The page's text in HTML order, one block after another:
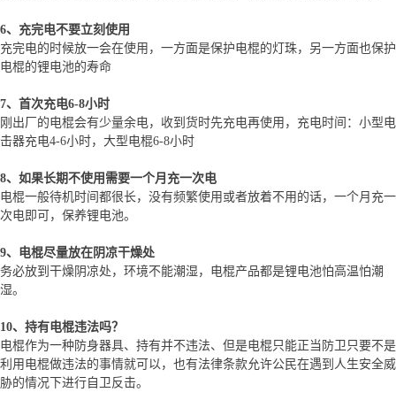
6、充完电不要立刻使用
充完电的时候放一会在使用，一方面是保护电棍的灯珠，另一方面也保护
电棍的锂电池的寿命
7、首次充电6-8小时
刚出厂的电棍会有少量余电，收到货时先充电再使用，充电时间：小型电
击器充电4-6小时，大型电棍6-8小时
8、如果长期不使用需要一个月充一次电
电棍一般待机时间都很长，没有频繁使用或者放着不用的话，一个月充一
次电即可，保养锂电池。
9、电棍尽量放在阴凉干燥处
务必放到干燥阴凉处，环境不能潮湿，电棍产品都是锂电池怕高温怕潮
湿。
10、持有电棍违法吗？
电棍作为一种防身器具、持有并不违法、但是电棍只能正当防卫只要不是
利用电棍做违法的事情就可以，也有法律条款允许公民在遇到人生安全威
胁的情况下进行自卫反击。